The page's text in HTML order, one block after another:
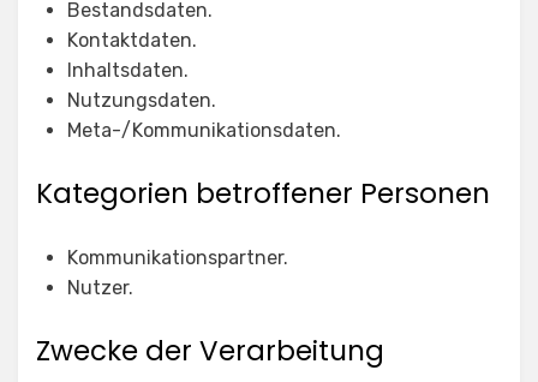
Bestandsdaten.
Kontaktdaten.
Inhaltsdaten.
Nutzungsdaten.
Meta-/Kommunikationsdaten.
Kategorien betroffener Personen
Kommunikationspartner.
Nutzer.
Zwecke der Verarbeitung